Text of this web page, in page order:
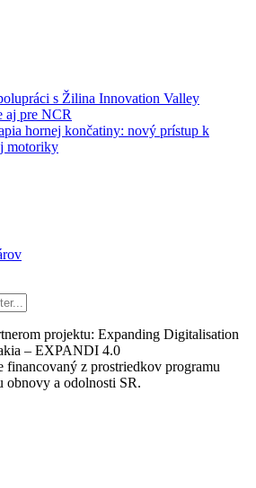
s Žilina Innovation Valley
aj pre NCR
hornej končatiny: nový prístup k
motoriky
projektu: Expanding Digitalisation
– EXPANDI 4.0
z prostriedkov programu
obnovy a odolnosti SR.